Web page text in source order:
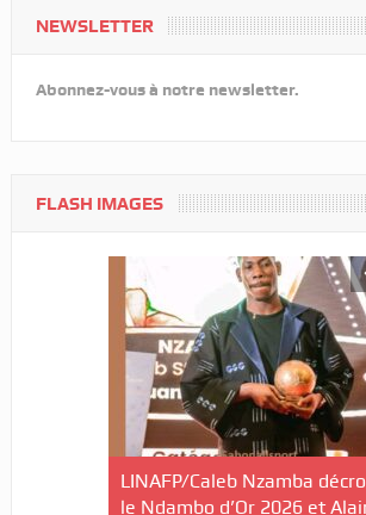
NEWSLETTER
Abonnez-vous à notre newsletter.
FLASH IMAGES
LINAFP/Caleb Nzamba
le Ndambo d’Or 2026 et